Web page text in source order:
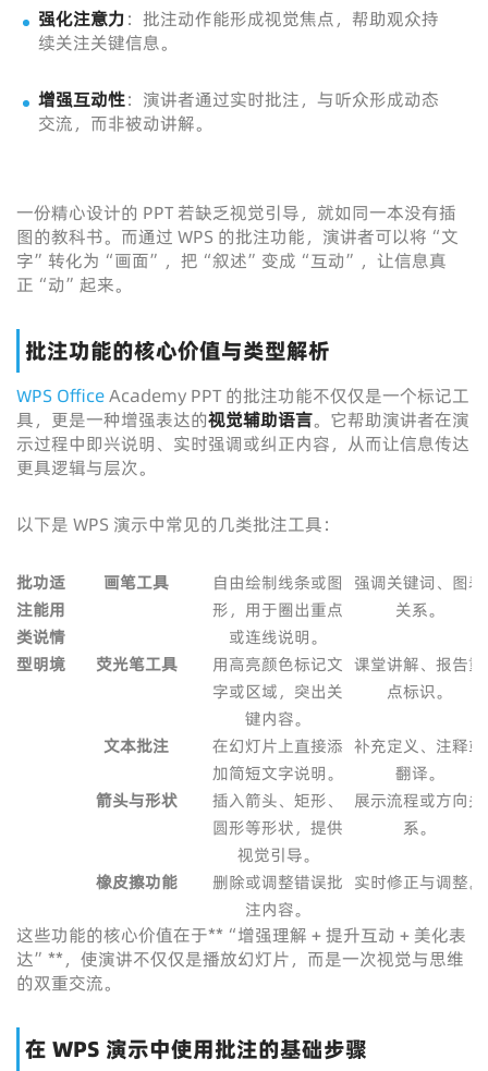
强化注意力：批注动作能形成视觉焦点，帮助观众持
续关注关键信息。
增强互动性：演讲者通过实时批注，与听众形成动态
交流，而非被动讲解。
一份精心设计的 PPT 若缺乏视觉引导，就如同一本没有插
图的教科书。而通过 WPS 的批注功能，演讲者可以将“文
字”转化为“画面”，把“叙述”变成“互动”，让信息真
正“动”起来。
批注功能的核心价值与类型解析
WPS OfficeAcademy PPT 的批注功能不仅仅是一个标记工
具，更是一种增强表达的视觉辅助语言。它帮助演讲者在演
示过程中即兴说明、实时强调或纠正内容，从而让信息传达
更具逻辑与层次。
以下是 WPS 演示中常见的几类批注工具：
批
注
类
型
功
能
说
明
适
用
情
境
画笔工具
自由绘制线条或图
形，用于圈出重点
或连线说明。
强调关键词、图表
关系。
荧光笔工具
用高亮颜色标记文
字或区域，突出关
键内容。
课堂讲解、报告重
点标识。
文本批注
在幻灯片上直接添
加简短文字说明。
补充定义、注释或
翻译。
箭头与形状
插入箭头、矩形、
圆形等形状，提供
视觉引导。
展示流程或方向关
系。
橡皮擦功能
删除或调整错误批
注内容。
实时修正与调整。
这些功能的核心价值在于**“增强理解 + 提升互动 + 美化表
达”**，使演讲不仅仅是播放幻灯片，而是一次视觉与思维
的双重交流。
在 WPS 演示中使用批注的基础步骤